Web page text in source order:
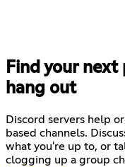
Find your
hang out
Discord servers help
based channels.
what you're up to, or
clogging up a group